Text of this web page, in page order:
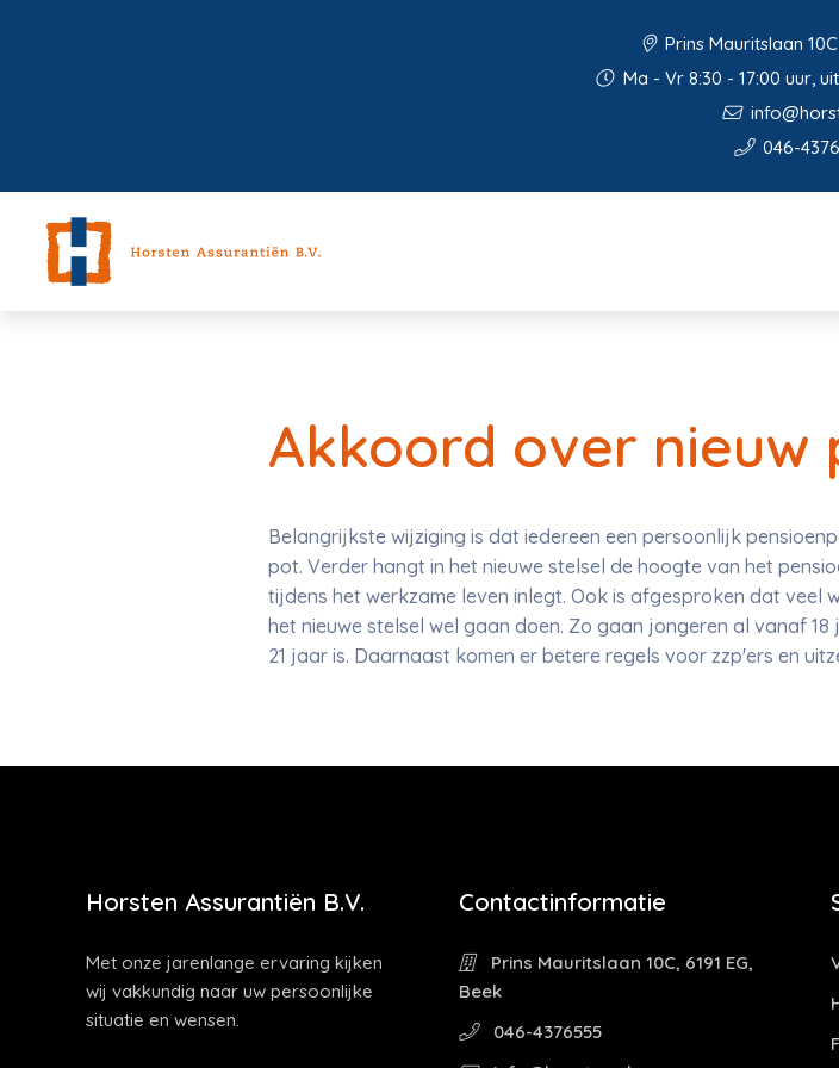
Prins Mauritslaan
Ma - Vr 8:30 - 17:00 uur,
046-
Akkoord over nieuw
Belangrijkste wijziging is dat iedereen een persoonlijk
pot. Verder hangt in het nieuwe stelsel de hoogte van het
tijdens het werkzame leven inlegt. Ook is afgesproken dat veel
het nieuwe stelsel wel gaan doen. Zo gaan jongeren al vanaf
21 jaar is. Daarnaast komen er betere regels voor zzp'ers en
Horsten Assurantiën B.V.
Met onze jarenlange ervaring kijken
wij vakkundig naar uw persoonlijke
situatie en wensen.
Contactinformatie
Prins Mauritslaan 10C, 6191 EG,
Beek
046-4376555